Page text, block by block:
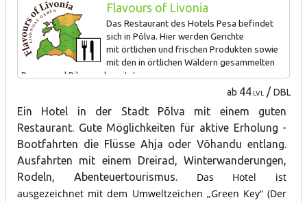
Flavours of Livonia
Das Restaurant des Hotels Pesa befindet
sich in Põlva. Hier werden Gerichte
mit örtlichen und frischen Produkten sowie
mit den in örtlichen Wäldern gesammelten
Beeren und Pilzen zubereitet.
ab 44 LVL /DBL
Ein Hotel in der Stadt Põlva mit einem guten
Restaurant. Gute Möglichkeiten für aktive Erholung -
Bootfahrten die Flüsse Ahja oder Võhandu entlang.
Ausfahrten mit einem Dreirad, Winterwanderungen,
Rodeln, Abenteuertourismus. Das Hotel ist
ausgezeichnet mit dem Umweltzeichen „Green Key“ (Der